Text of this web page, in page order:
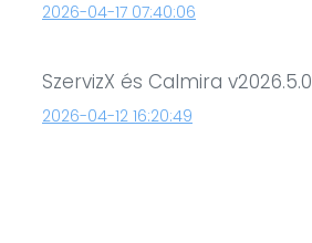
2026-04-17 07:40:06
SzervizX és Calmira v2026.5.0
2026-04-12 16:20:49